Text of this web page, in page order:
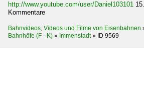
http://www.youtube.com/user/Daniel103101
Kommentare
Bahnvideos, Videos und Filme von Eisenbahnen
Bahnhöfe (F - K) » Immenstadt» ID 9569